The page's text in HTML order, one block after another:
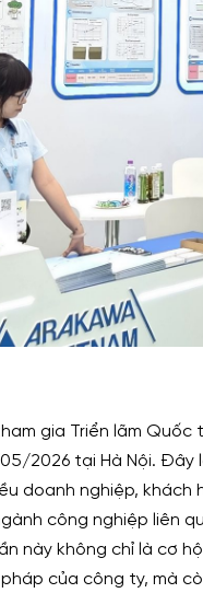
gia Triển lãm Quốc
05/2026 tại Hà Nội.
doanh nghiệp,
công nghiệp liên
này không chỉ là cơ
của công ty, mà